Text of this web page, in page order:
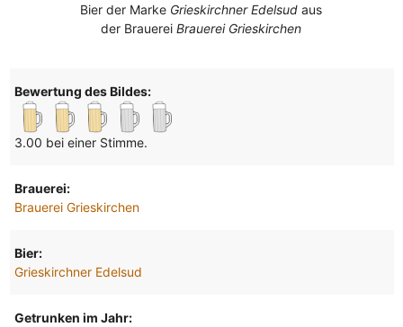
Bier der Marke Grieskirchner Edelsud aus
der BrauereiBrauerei Grieskirchen
Bewertung des Bildes:
3.00 bei einer Stimme.
Brauerei:
Brauerei Grieskirchen
Bier:
Grieskirchner Edelsud
Getrunken im Jahr: